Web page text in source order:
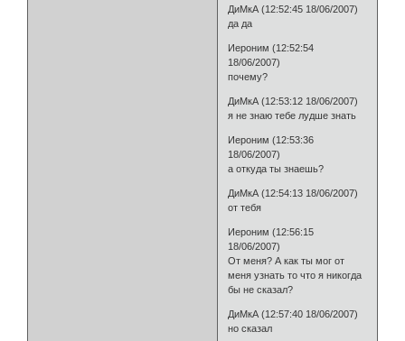
ДиМкА (12:52:45 18/06/2007)
да да
Иероним (12:52:54
18/06/2007)
почему?
ДиМкА (12:53:12 18/06/2007)
я не знаю тебе лудше знать
Иероним (12:53:36
18/06/2007)
а откуда ты знаешь?
ДиМкА (12:54:13 18/06/2007)
от тебя
Иероним (12:56:15
18/06/2007)
От меня? А как ты мог от
меня узнать то что я никогда
бы не сказал?
ДиМкА (12:57:40 18/06/2007)
но сказал